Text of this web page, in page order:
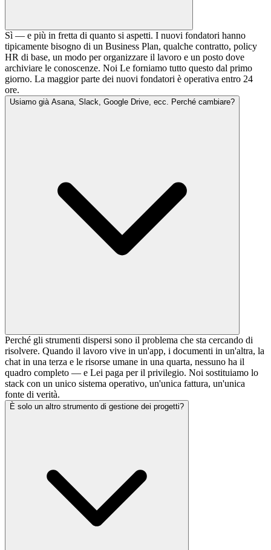
Sì — e più in fretta di quanto si aspetti. I nuovi fondatori hanno
tipicamente bisogno di un Business Plan, qualche contratto, policy
HR di base, un modo per organizzare il lavoro e un posto dove
archiviare le conoscenze. Noi Le forniamo tutto questo dal primo
giorno. La maggior parte dei nuovi fondatori è operativa entro 24
ore.
Usiamo già Asana, Slack, Google Drive, ecc. Perché cambiare?
Perché gli strumenti dispersi sono il problema che sta cercando di
risolvere. Quando il lavoro vive in un'app, i documenti in un'altra, la
chat in una terza e le risorse umane in una quarta, nessuno ha il
quadro completo — e Lei paga per il privilegio. Noi sostituiamo lo
stack con un unico sistema operativo, un'unica fattura, un'unica
fonte di verità.
È solo un altro strumento di gestione dei progetti?